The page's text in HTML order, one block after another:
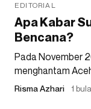
EDITORIAL
Apa Kabar
Bencana?
Pada November
menghantam
Risma Azhari 1